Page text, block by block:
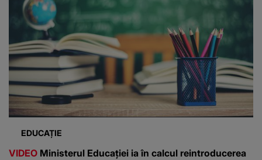
EDUCAȚIE
VIDEO Ministerul Educației ia în calcul reintroducerea